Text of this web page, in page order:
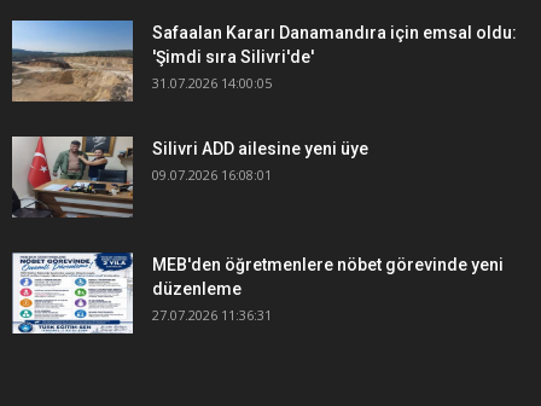
Safaalan Kararı Danamandıra için emsal oldu:
'Şimdi sıra Silivri'de'
31.07.2026 14:00:05
Silivri ADD ailesine yeni üye
09.07.2026 16:08:01
MEB'den öğretmenlere nöbet görevinde yeni
düzenleme
27.07.2026 11:36:31